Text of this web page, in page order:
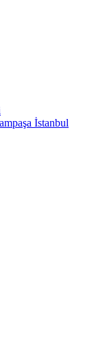
İstanbul